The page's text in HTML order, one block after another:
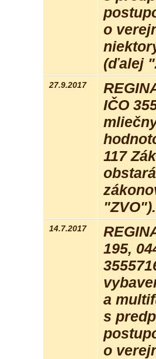
o
(ďalej
27.9.2017
IČO
117
"ZVO").
14.7.2017
195,
a
s
o